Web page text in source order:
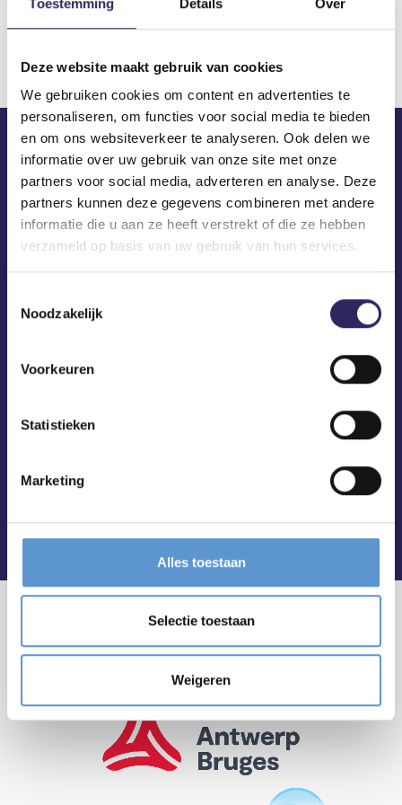
Deze website maakt gebruik van cookies
We gebruiken cookies om content en advertenties te
personaliseren, om functies voor social media te bieden
en om ons websiteverkeer te analyseren. Ook delen we
informatie over uw gebruik van onze site met onze
partners voor social media, adverteren en analyse. Deze
partners kunnen deze gegevens combineren met andere
informatie die u aan ze heeft verstrekt of die ze hebben
verzameld op basis van uw gebruik van hun services.
Noodzakelijk
Voorkeuren
Statistieken
Marketing
Alles toestaan
Selectie toestaan
Weigeren
Download
ECA in je mailbox?